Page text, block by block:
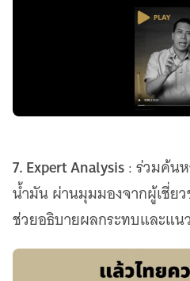
7. Expert Analysis: ร่วมค้น
น้ำมัน ผ่านมุมมองจากผู้เชี่ย
ช่วยอธิบายผลกระทบและแ